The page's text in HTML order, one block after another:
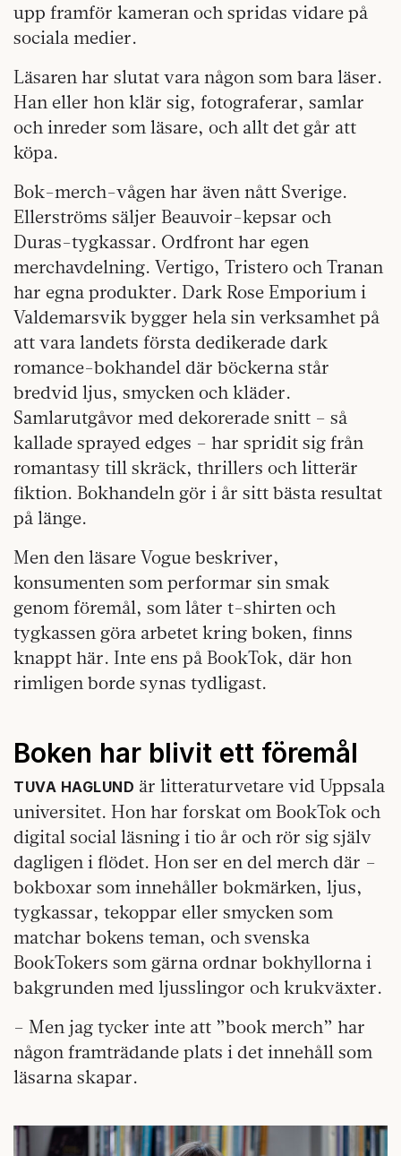
upp framför kameran och spridas vidare på
sociala medier.
Läsaren har slutat vara någon som bara läser.
Han eller hon klär sig, fotograferar, samlar
och inreder som läsare, och allt det går att
köpa.
Bok-merch-vågen har även nått Sverige.
Ellerströms säljer Beauvoir-kepsar och
Duras-tygkassar. Ordfront har egen
merchavdelning. Vertigo, Tristero och Tranan
har egna produkter. Dark Rose Emporium i
Valdemarsvik bygger hela sin verksamhet på
att vara landets första dedikerade dark
romance-bokhandel där böckerna står
bredvid ljus, smycken och kläder.
Samlarutgåvor med dekorerade snitt – så
kallade sprayed edges – har spridit sig från
romantasy till skräck, thrillers och litterär
fiktion. Bokhandeln gör i år sitt bästa resultat
på länge.
Men den läsare Vogue beskriver,
konsumenten som performar sin smak
genom föremål, som låter t-shirten och
tygkassen göra arbetet kring boken, finns
knappt här. Inte ens på BookTok, där hon
rimligen borde synas tydligast.
Boken har blivit ett föremål
TUVA HAGLUND är litteraturvetare vid Uppsala
universitet. Hon har forskat om BookTok och
digital social läsning i tio år och rör sig själv
dagligen i flödet. Hon ser en del merch där –
bokboxar som innehåller bokmärken, ljus,
tygkassar, tekoppar eller smycken som
matchar bokens teman, och svenska
BookTokers som gärna ordnar bokhyllorna i
bakgrunden med ljusslingor och krukväxter.
– Men jag tycker inte att ”book merch” har
någon framträdande plats i det innehåll som
läsarna skapar.